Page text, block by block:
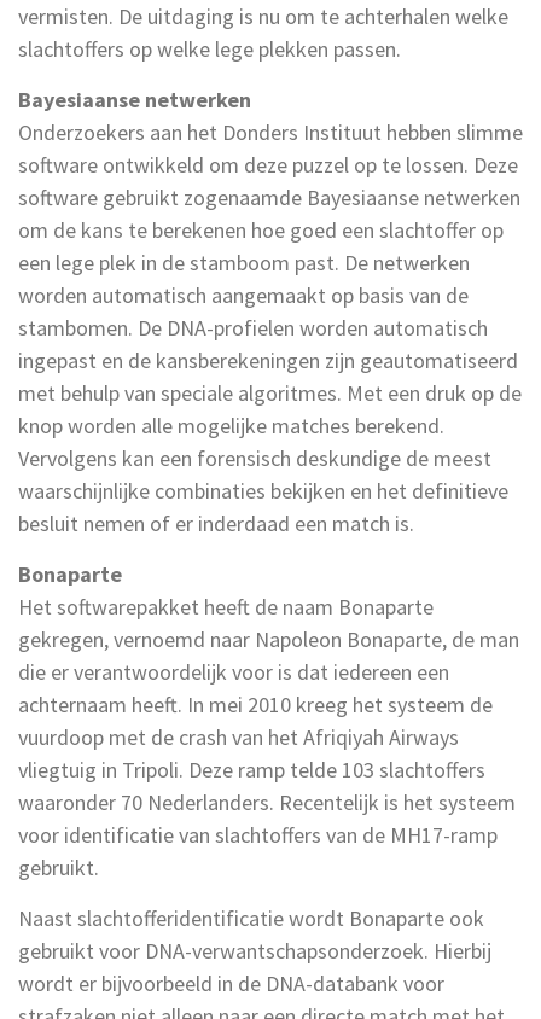
vermisten. De uitdaging is nu om te achterhalen welke
slachtoffers op welke lege plekken passen.
Bayesiaanse netwerken
Onderzoekers aan het Donders Instituut hebben slimme
software ontwikkeld om deze puzzel op te lossen. Deze
software gebruikt zogenaamde Bayesiaanse netwerken
om de kans te berekenen hoe goed een slachtoffer op
een lege plek in de stamboom past. De netwerken
worden automatisch aangemaakt op basis van de
stambomen. De DNA-profielen worden automatisch
ingepast en de kansberekeningen zijn geautomatiseerd
met behulp van speciale algoritmes. Met een druk op de
knop worden alle mogelijke matches berekend.
Vervolgens kan een forensisch deskundige de meest
waarschijnlijke combinaties bekijken en het definitieve
besluit nemen of er inderdaad een match is.
Bonaparte
Het softwarepakket heeft de naam Bonaparte
gekregen, vernoemd naar Napoleon Bonaparte, de man
die er verantwoordelijk voor is dat iedereen een
achternaam heeft. In mei 2010 kreeg het systeem de
vuurdoop met de crash van het Afriqiyah Airways
vliegtuig in Tripoli. Deze ramp telde 103 slachtoffers
waaronder 70 Nederlanders. Recentelijk is het systeem
voor identificatie van slachtoffers van de MH17-ramp
gebruikt.
Naast slachtofferidentificatie wordt Bonaparte ook
gebruikt voor DNA-verwantschapsonderzoek. Hierbij
wordt er bijvoorbeeld in de DNA-databank voor